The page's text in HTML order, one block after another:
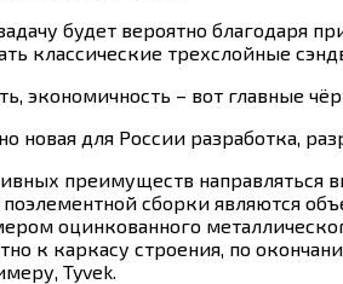
будет вероятно благодаря
классические трехслойные
экономичность – вот главные
новая для России разработка,
преимуществ направляться
поэлементной сборки являются
оцинкованного
к каркасу строения, по
Tyvek.